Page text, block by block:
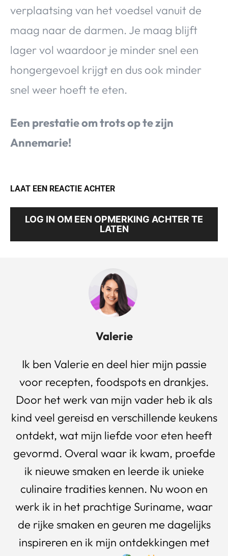
verplaatsing van het voedsel vanuit de
maag naar de darmen. Je maag blijft
lager vol waardoor je minder snel een
hongergevoel krijgt en dus ook minder
snel weer hoeft te eten.
Een prestatie om trots op te zijn
Annemarie!
LAAT EEN REACTIE ACHTER
LOG IN OM EEN OPMERKING ACHTER TE
LATEN
Valerie
Ik ben Valerie en deel hier mijn passie
voor recepten, foodspots en drankjes.
Door het werk van mijn vader heb ik als
kind veel gereisd en verschillende keukens
ontdekt, wat mijn liefde voor eten heeft
gevormd. Overal waar ik kwam, proefde
ik nieuwe smaken en leerde ik unieke
culinaire tradities kennen. Nu woon en
werk ik in het prachtige Suriname, waar
de rijke smaken en geuren me dagelijks
inspireren en ik mijn ontdekkingen met